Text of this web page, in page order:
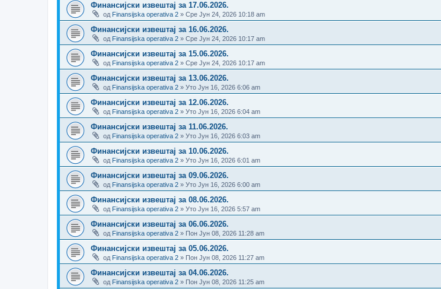
Финансијски извештај за 17.06.2026.
од Finansijska operativa 2 » Сре Јун 24, 2026 10:18 am
Финансијски извештај за 16.06.2026.
од Finansijska operativa 2 » Сре Јун 24, 2026 10:17 am
Финансијски извештај за 15.06.2026.
од Finansijska operativa 2 » Сре Јун 24, 2026 10:17 am
Финансијски извештај за 13.06.2026.
од Finansijska operativa 2 » Уто Јун 16, 2026 6:06 am
Финансијски извештај за 12.06.2026.
од Finansijska operativa 2 » Уто Јун 16, 2026 6:04 am
Финансијски извештај за 11.06.2026.
од Finansijska operativa 2 » Уто Јун 16, 2026 6:03 am
Финансијски извештај за 10.06.2026.
од Finansijska operativa 2 » Уто Јун 16, 2026 6:01 am
Финансијски извештај за 09.06.2026.
од Finansijska operativa 2 » Уто Јун 16, 2026 6:00 am
Финансијски извештај за 08.06.2026.
од Finansijska operativa 2 » Уто Јун 16, 2026 5:57 am
Финансијски извештај за 06.06.2026.
од Finansijska operativa 2 » Пон Јун 08, 2026 11:28 am
Финансијски извештај за 05.06.2026.
од Finansijska operativa 2 » Пон Јун 08, 2026 11:27 am
Финансијски извештај за 04.06.2026.
од Finansijska operativa 2 » Пон Јун 08, 2026 11:25 am